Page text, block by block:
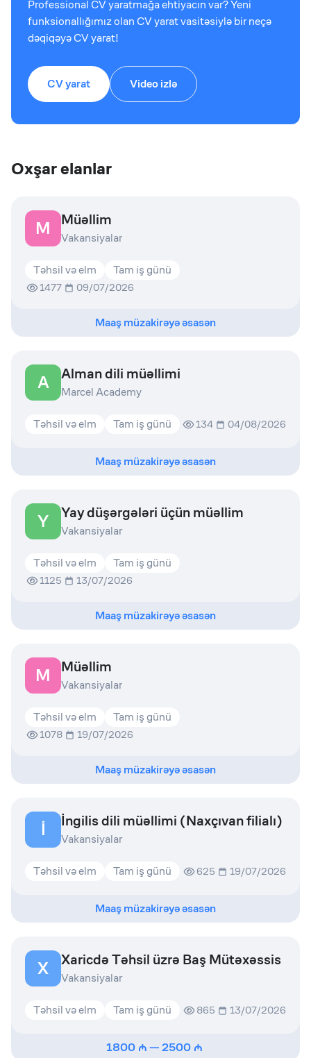
Professional CV yaratmağa ehtiyacın var? Yeni
funksionallığımız olan CV yarat vasitəsiylə bir neçə
dəqiqəyə CV yarat!
CV yarat Video izlə
Oxşar elanlar
M Müəllim
Vakansiyalar
Təhsil və elm Tam iş günü
1477 09/07/2026
Maaş müzakirəyə əsasən
A Alman dili müəllimi
Marcel Academy
Təhsil və elm Tam iş günü 134 04/08/2026
Maaş müzakirəyə əsasən
Y Yay düşərgələri üçün müəllim
Vakansiyalar
Təhsil və elm Tam iş günü
1125 13/07/2026
Maaş müzakirəyə əsasən
M Müəllim
Vakansiyalar
Təhsil və elm Tam iş günü
1078 19/07/2026
Maaş müzakirəyə əsasən
İ İngilis dili müəllimi (Naxçıvan filialı)
Vakansiyalar
Təhsil və elm Tam iş günü 625 19/07/2026
Maaş müzakirəyə əsasən
X Xaricdə Təhsil üzrə Baş Mütəxəssis
Vakansiyalar
Təhsil və elm Tam iş günü 865 13/07/2026
1800 —2500